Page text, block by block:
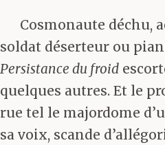
Cosmonaute déchu,
soldat déserteur ou
Persistance du froid
quelques autres. Et le
rue tel le majordome
sa voix, scande